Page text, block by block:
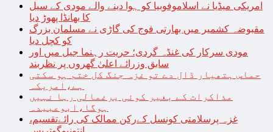
امریکی میڈیا نے اسلاموفوبیا کو ہوا دینے والے مودی کے سیل
کا بھانڈا پھوڑ دیا
مقبوضہ کشمیر میں بھارتی فوج کی گاڑی نے مسلمان بزرگ
کو کچل دیا
مودی سرکار کی غنڈہ گردی؛ حریت رہنما جیل میں اور
سابق وزرائے اعلیٰ گھروں پر نظربند
حماس ہتھیار ڈال دے تو غزہ جنگ کل ختم ہو سکتی
ہے،امریکہ
مذاکرات کے بغیر کوئی یرغمالی رہا نہیں
ہوگا،ابوعبیدہ
غزہ پرسلامتی کونسل کےرکن ممالک کی رائےتقسیم،